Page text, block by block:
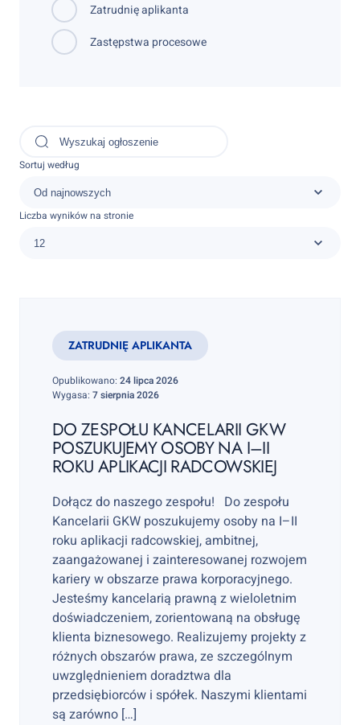
Sortuj według
Liczba wyników na stronie
ZATRUDNIĘ APLIKANTA
Opublikowano: 24 lipca 2026
Wygasa: 7 sierpnia 2026
DO ZESPOŁU KANCELARII GKW
POSZUKUJEMY OSOBY NA I–II
ROKU APLIKACJI RADCOWSKIEJ
Dołącz do naszego zespołu! Do zespołu
Kancelarii GKW poszukujemy osoby na I–II
roku aplikacji radcowskiej, ambitnej,
zaangażowanej i zainteresowanej rozwojem
kariery w obszarze prawa korporacyjnego.
Jesteśmy kancelarią prawną z wieloletnim
doświadczeniem, zorientowaną na obsługę
klienta biznesowego. Realizujemy projekty z
różnych obszarów prawa, ze szczególnym
uwzględnieniem doradztwa dla
przedsiębiorców i spółek. Naszymi klientami
są zarówno […]
Zatrudnię aplikanta
Zastępstwa procesowe